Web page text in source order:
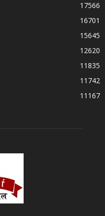
17566
16701
15645
12620
11835
11742
11167